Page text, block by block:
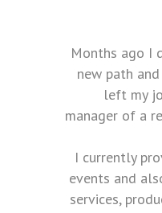
Months ago I
new path
left my
manager of a
I currently
events and
services,